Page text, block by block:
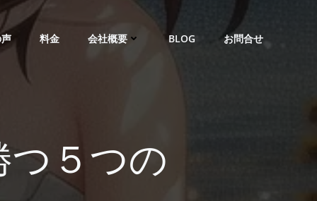
料金 会社概要 BLOG お問合せ
５つの